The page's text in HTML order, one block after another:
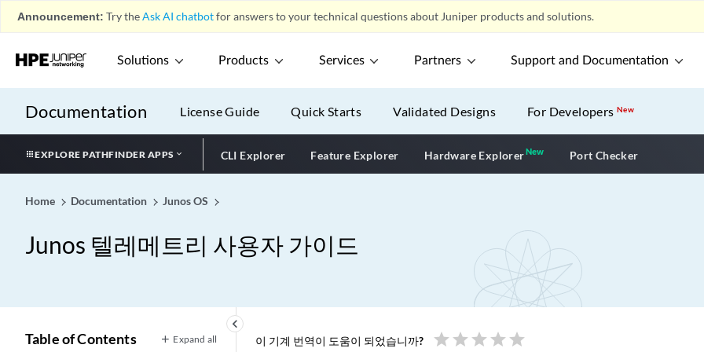
Announcement: Try theAsk AI chatbotfor answers to your technical questions about Juniper products and solutions.
Solutions Products Services Partners Support and Documentation
Documentation License Guide Quick Starts Validated Designs For DevelopersNew
EXPLORE PATHFINDER APPS CLI Explorer Feature Explorer Hardware ExplorerNewNew application
Port Checker
Home Documentation Junos OS
Junos 텔레메트리 사용자 가이드
keyboard_arrow_left
Table of Contents Expand all 이 기계 번역이 도움이 되었습니까? star star star star star